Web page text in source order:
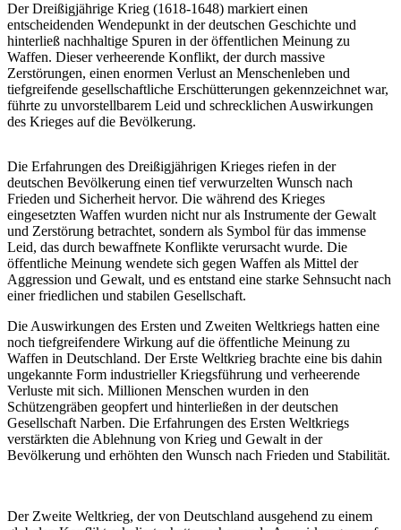
Der Dreißigjährige Krieg (1618-1648) markiert einen
entscheidenden Wendepunkt in der deutschen Geschichte und
hinterließ nachhaltige Spuren in der öffentlichen Meinung zu
Waffen. Dieser verheerende Konflikt, der durch massive
Zerstörungen, einen enormen Verlust an Menschenleben und
tiefgreifende gesellschaftliche Erschütterungen gekennzeichnet war,
führte zu unvorstellbarem Leid und schrecklichen Auswirkungen
des Krieges auf die Bevölkerung.
Die Erfahrungen des Dreißigjährigen Krieges riefen in der
deutschen Bevölkerung einen tief verwurzelten Wunsch nach
Frieden und Sicherheit hervor. Die während des Krieges
eingesetzten Waffen wurden nicht nur als Instrumente der Gewalt
und Zerstörung betrachtet, sondern als Symbol für das immense
Leid, das durch bewaffnete Konflikte verursacht wurde. Die
öffentliche Meinung wendete sich gegen Waffen als Mittel der
Aggression und Gewalt, und es entstand eine starke Sehnsucht nach
einer friedlichen und stabilen Gesellschaft.
Die Auswirkungen des Ersten und Zweiten Weltkriegs hatten eine
noch tiefgreifendere Wirkung auf die öffentliche Meinung zu
Waffen in Deutschland. Der Erste Weltkrieg brachte eine bis dahin
ungekannte Form industrieller Kriegsführung und verheerende
Verluste mit sich. Millionen Menschen wurden in den
Schützengräben geopfert und hinterließen in der deutschen
Gesellschaft Narben. Die Erfahrungen des Ersten Weltkriegs
verstärkten die Ablehnung von Krieg und Gewalt in der
Bevölkerung und erhöhten den Wunsch nach Frieden und Stabilität.
Der Zweite Weltkrieg, der von Deutschland ausgehend zu einem